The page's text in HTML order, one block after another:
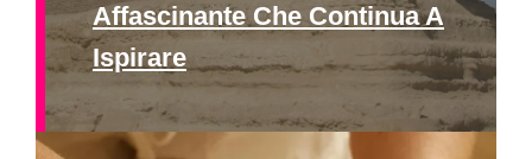
Affascinante Che Continua A
Ispirare